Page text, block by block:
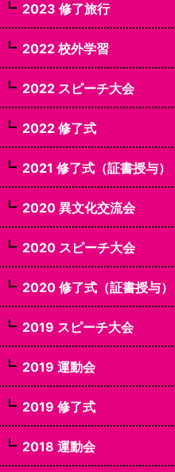
2023 修了旅行
2022 校外学習
2022 スピーチ大会
2022 修了式
2021 修了式（証書授与）
2020 異文化交流会
2020 スピーチ大会
2020 修了式（証書授与）
2019 スピーチ大会
2019 運動会
2019 修了式
2018 運動会